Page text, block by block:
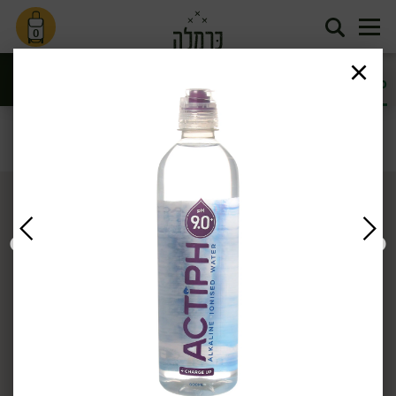
0
מים וסודה
בריאות
מים וסודה